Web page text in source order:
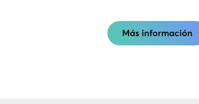
Más información